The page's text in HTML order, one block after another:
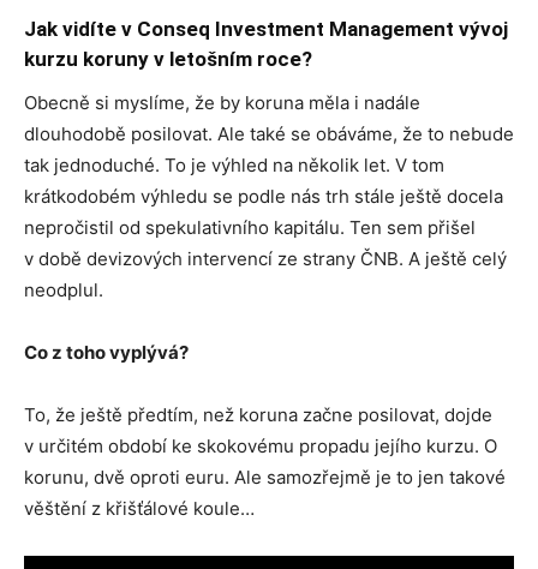
Jak vidíte v Conseq Investment Management vývoj
kurzu koruny v letošním roce?
Obecně si myslíme, že by koruna měla i nadále
dlouhodobě posilovat. Ale také se obáváme, že to nebude
tak jednoduché. To je výhled na několik let. V tom
krátkodobém výhledu se podle nás trh stále ještě docela
nepročistil od spekulativního kapitálu. Ten sem přišel
v době devizových intervencí ze strany ČNB. A ještě celý
neodplul.
Co z toho vyplývá?
To, že ještě předtím, než koruna začne posilovat, dojde
v určitém období ke skokovému propadu jejího kurzu. O
korunu, dvě oproti euru. Ale samozřejmě je to jen takové
věštění z křišťálové koule…